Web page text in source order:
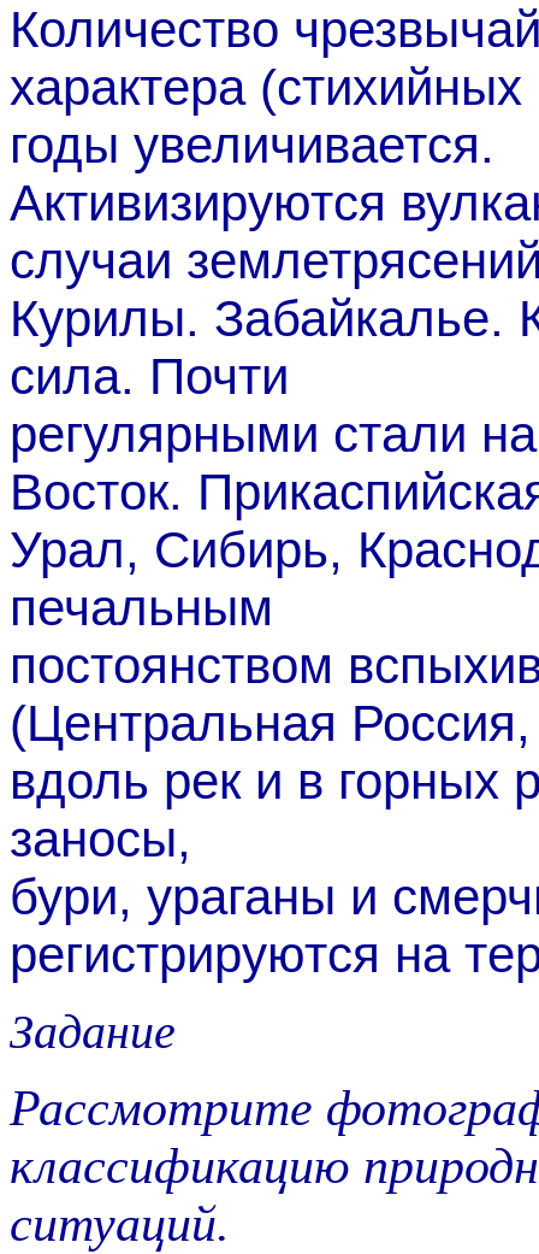
Количество
характера
годы увеличивается.
Активизируются
случаи
Курилы. Забайкалье.
сила. Почти
регулярными стали
Восток.
Урал, Сибирь,
печальным
постоянством
(Центральная
вдоль рек и в горных
заносы,
бури, ураганы и
регистрируются на
Задание
Рассмотрите
классификацию
ситуаций.